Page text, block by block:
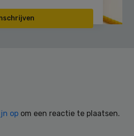
op om een reactie te plaatsen.